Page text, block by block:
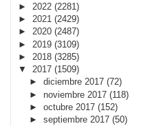
► 2022 (2281)
► 2021 (2429)
► 2020 (2487)
► 2019 (3109)
► 2018 (3285)
▼ 2017 (1509)
► diciembre 2017 (72)
► noviembre 2017 (118)
► octubre 2017 (152)
► septiembre 2017 (50)